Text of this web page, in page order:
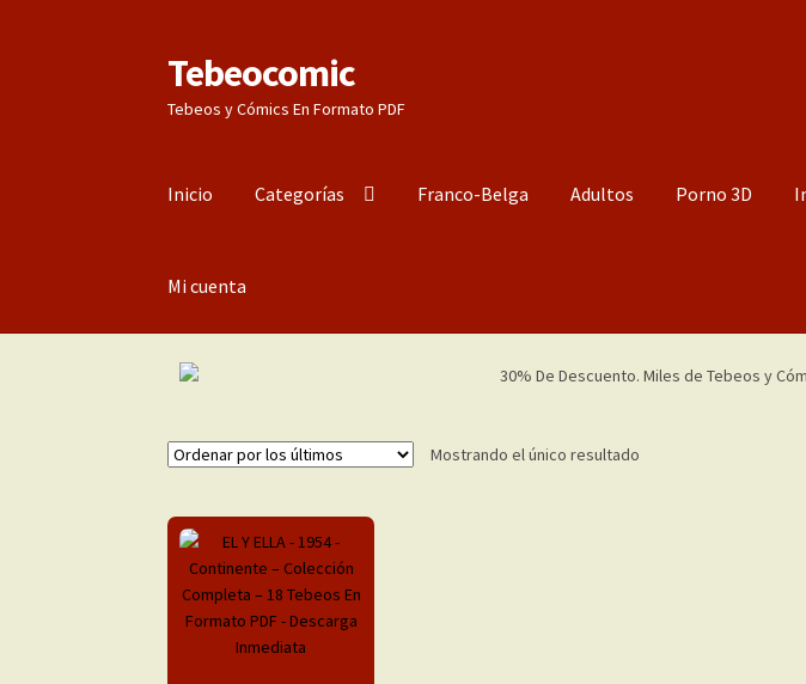
Ir
a
la
Ir
al
contenido
Tebeocomic
Tebeos y Cómics En Formato PDF
Inicio Categorías Franco-Belga Adultos Porno 3D
Mi cuenta
Mostrando el único resultado